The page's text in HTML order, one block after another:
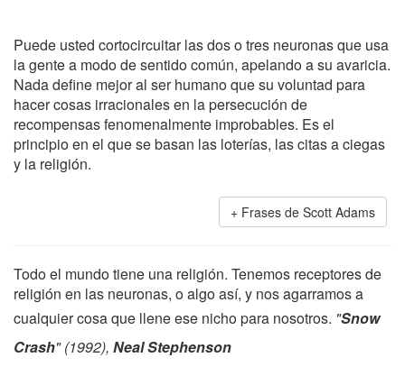
Puede usted cortocircuitar las dos o tres neuronas que usa
la gente a modo de sentido común, apelando a su avaricia.
Nada define mejor al ser humano que su voluntad para
hacer cosas irracionales en la persecución de
recompensas fenomenalmente improbables. Es el
principio en el que se basan las loterías, las citas a ciegas
y la religión.
Frases de Scott Adams
Todo el mundo tiene una religión. Tenemos receptores de
religión en las neuronas, o algo así, y nos agarramos a
cualquier cosa que llene ese nicho para nosotros. "Snow
Crash" (1992), Neal Stephenson